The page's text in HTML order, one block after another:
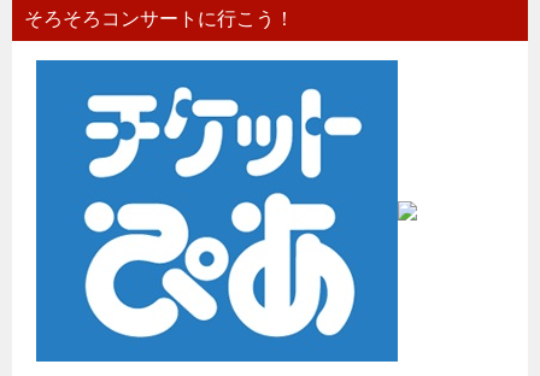
そろそろコンサートに行こう！